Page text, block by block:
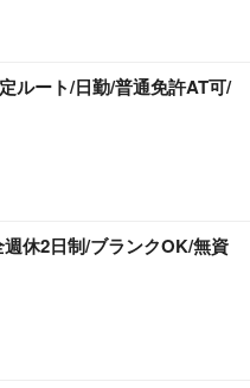
ルート/日勤/普通免許AT可/
休2日制/ブランクOK/無資